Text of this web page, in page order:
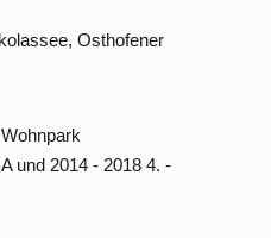
Nikolassee,
Österreichviertel